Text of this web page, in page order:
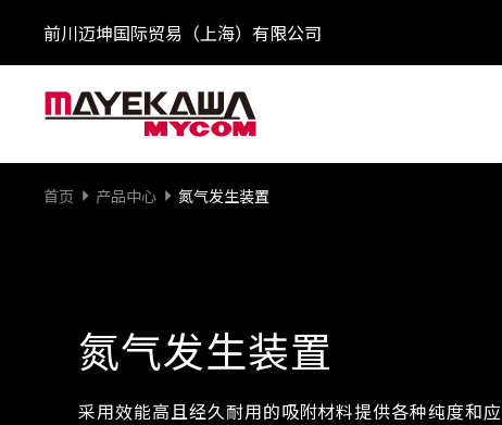
前川迈坤国际贸易（上海）有限公司
首页 产品中心 氮气发生装置
氮气发生装置
采用效能高且经久耐用的吸附材料提供各种纯度和应